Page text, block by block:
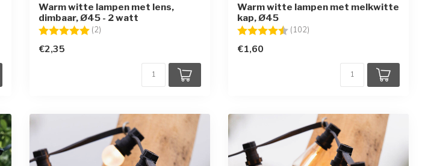
Warm witte lampen met lens,
dimbaar, Ø45 - 2 watt
Beoordeling: (2)
€2,35
Warm witte lampen met melkwitte
kap, Ø45
Beoordeling: (102)
€1,60